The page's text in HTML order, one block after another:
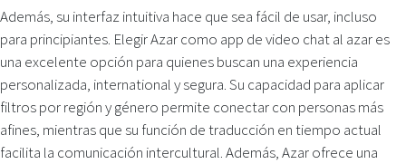
Además, su interfaz intuitiva hace que sea fácil de usar, incluso
para principiantes. Elegir Azar como app de video chat al azar es
una excelente opción para quienes buscan una experiencia
personalizada, international y segura. Su capacidad para aplicar
filtros por región y género permite conectar con personas más
afines, mientras que su función de traducción en tiempo actual
facilita la comunicación intercultural. Además, Azar ofrece una